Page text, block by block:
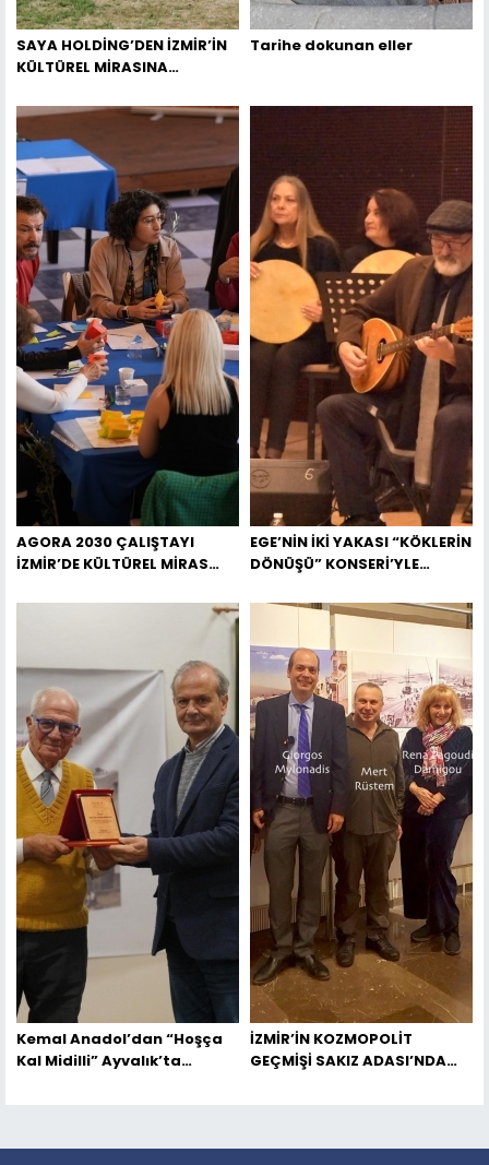
SAYA HOLDİNG’DEN İZMİR’İN
KÜLTÜREL MİRASINA
Tarihe dokunan eller
AGORA 2030 ÇALIŞTAYI
İZMİR’DE KÜLTÜREL MİRAS
OLUŞTURDU
EGE’NİN İKİ YAKASI “KÖKLERİN
DÖNÜŞÜ” KONSERİ’YLE
Kemal Anadol’dan “Hoşça
Kal Midilli” Ayvalık’ta
İZMİR’İN KOZMOPOLİT
GEÇMİŞİ SAKIZ ADASI’NDA